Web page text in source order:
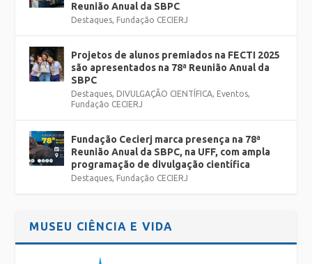
Reunião Anual da SBPC
Destaques, Fundação CECIERJ
Projetos de alunos premiados na FECTI 2025
são apresentados na 78ª Reunião Anual da
SBPC
Destaques, DIVULGAÇÃO CIENTÍFICA, Eventos,
Fundação CECIERJ
Fundação Cecierj marca presença na 78ª
Reunião Anual da SBPC, na UFF, com ampla
programação de divulgação científica
Destaques, Fundação CECIERJ
MUSEU CIÊNCIA E VIDA